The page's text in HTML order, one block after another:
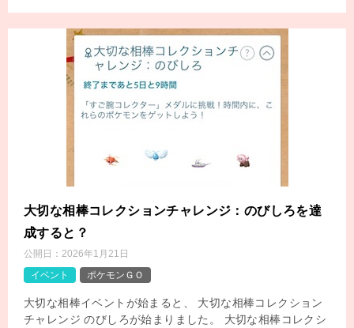
大切な相棒コレクションチャレンジ：のびしろを達
成すると？
公開日： 2026年1月21日
イベント
ポケモンＧＯ
大切な相棒イベントが始まると、 大切な相棒コレクション
チャレンジ のびしろが始まりました。 大切な相棒コレクシ